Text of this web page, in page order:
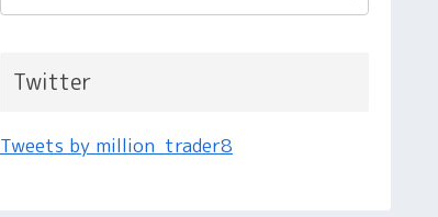
Twitter
Tweets by million_trader8